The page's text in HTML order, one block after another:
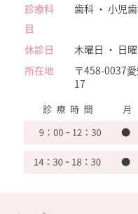
診療科
目
歯科 ・ 小児
休診日
木曜日 ・ 日
所在地
〒458-0037
17